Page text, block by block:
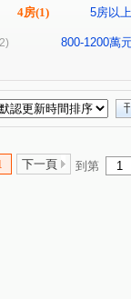
上安路
文心
街 圓環東路(1)
4房(1) 5房以上
800-1200萬
下一頁 到第